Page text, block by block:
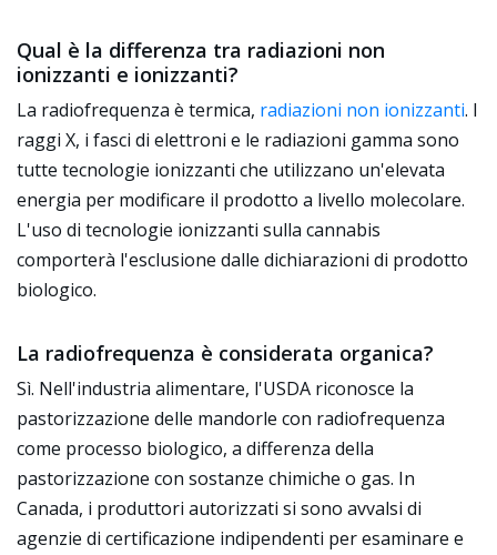
Qual è la differenza tra radiazioni non
ionizzanti e ionizzanti?
La radiofrequenza è termica, radiazioni non ionizzanti. I
raggi X, i fasci di elettroni e le radiazioni gamma sono
tutte tecnologie ionizzanti che utilizzano un'elevata
energia per modificare il prodotto a livello molecolare.
L'uso di tecnologie ionizzanti sulla cannabis
comporterà l'esclusione dalle dichiarazioni di prodotto
biologico.
La radiofrequenza è considerata organica?
Sì. Nell'industria alimentare, l'USDA riconosce la
pastorizzazione delle mandorle con radiofrequenza
come processo biologico, a differenza della
pastorizzazione con sostanze chimiche o gas. In
Canada, i produttori autorizzati si sono avvalsi di
agenzie di certificazione indipendenti per esaminare e